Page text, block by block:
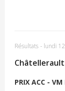
Résultats - lundi
Châtellerault
PRIX ACC -